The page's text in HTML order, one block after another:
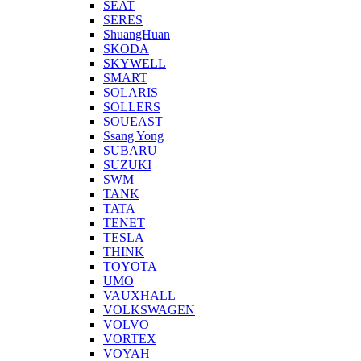
SEAT
SERES
ShuangHuan
SKODA
SKYWELL
SMART
SOLARIS
SOLLERS
SOUEAST
Ssang Yong
SUBARU
SUZUKI
SWM
TANK
TATA
TENET
TESLA
THINK
TOYOTA
UMO
VAUXHALL
VOLKSWAGEN
VOLVO
VORTEX
VOYAH